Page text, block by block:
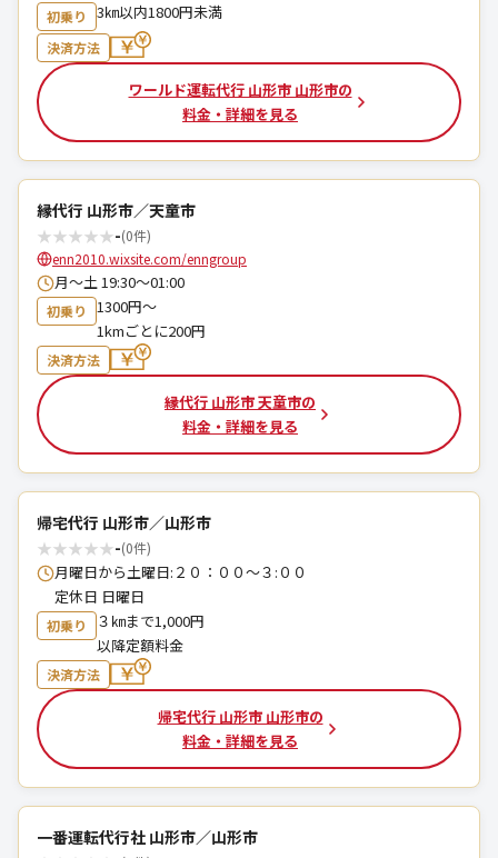
初乗り 3㎞以内1800円未満
決済方法
ワールド運転代行 山形市 山形市の
料金・詳細を見る
縁代行 山形市／天童市
★★★★★-(0件)
enn2010.wixsite.com/enngroup
月～土 19:30～01:00
初乗り
1300円〜
1kmごとに200円
決済方法
縁代行 山形市 天童市の
料金・詳細を見る
帰宅代行 山形市／山形市
★★★★★-(0件)
月曜日から土曜日:２０：００〜３:００
定休日 日曜日
初乗り
３㎞まで1,000円
以降定額料金
決済方法
帰宅代行 山形市 山形市の
料金・詳細を見る
一番運転代行社 山形市／山形市